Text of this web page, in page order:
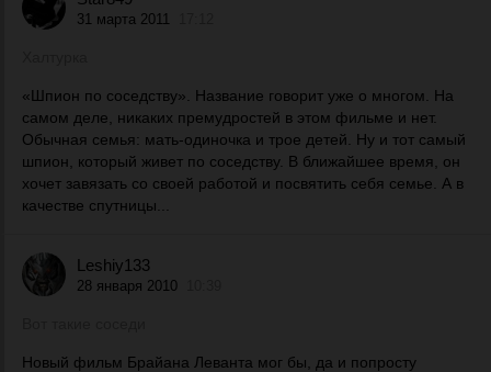
31 марта 2011
«Шпион по соседству». Название говорит уже о многом. На
самом деле, никаких премудростей в этом фильме и нет.
Обычная семья: мать-одиночка и трое детей. Ну и тот самый
шпион, который живет по соседству. В ближайшее время, он
хочет завязать со своей работой и посвятить себя семье. А в
качестве спутницы...
Leshiy133
28 января 2010
Новый фильм Брайана Леванта мог бы, да и попросту